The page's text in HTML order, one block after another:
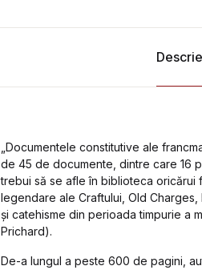
„Documentele constitutive ale
de 45 de documente, dintre care 16
trebui să se afle în biblioteca oricărui
legendare ale Craftului, Old
și catehisme din perioada timpurie a
Prichard).
De-a lungul a peste 600 de pagini,